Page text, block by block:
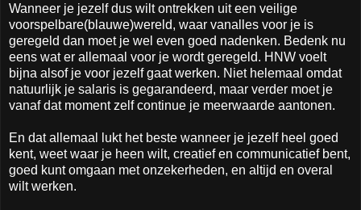
Wanneer je jezelf dus wilt ontrekken uit een veilige
voorspelbare(blauwe)wereld, waar vanalles voor je is
geregeld dan moet je wel even goed nadenken. Bedenk nu
eens wat er allemaal voor je wordt geregeld. HNW voelt
bijna alsof je voor jezelf gaat werken. Niet helemaal omdat
natuurlijk je salaris is gegarandeerd, maar verder moet je
vanaf dat moment zelf continue je meerwaarde aantonen.
En dat allemaal lukt het beste wanneer je jezelf heel goed
kent, weet waar je heen wilt, creatief en communicatief bent,
goed kunt omgaan met onzekerheden, en altijd en overal
wilt werken.